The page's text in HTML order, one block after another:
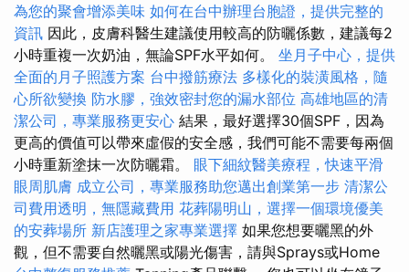
為您的聚會增添美味 如何在台中辦理台胞證，提供完整的
資訊 因此，皮膚科醫生建議使用較高的防曬係數，建議每2
小時重複一次奶油，無論SPF水平如何。 坐月子中心，提供
全面的月子照護方案 台中撥筋療法 多樣化的裝潢風格，隨
心所欲變換 防水膠，強效密封您的漏水部位 高雄地區的清
潔公司，專業服務更安心 結果，最好選擇30個SPF，因為
更高的價值可以帶來虛假的安全感，我們可能不需要每兩個
小時重新塗抹一次防曬霜。 眼下細紋醫美療程，快速平滑
眼周肌膚 成立公司，專業服務助您邁出創業第一步 清潔公
司費用透明，無隱藏費用 花葬陽明山，選擇一個環境優美
的安葬場所 新店護理之家專業選擇 如果您想要曬黑的外
觀，但不需要自然曬黑或陽光傷害，請與Sprays或Home